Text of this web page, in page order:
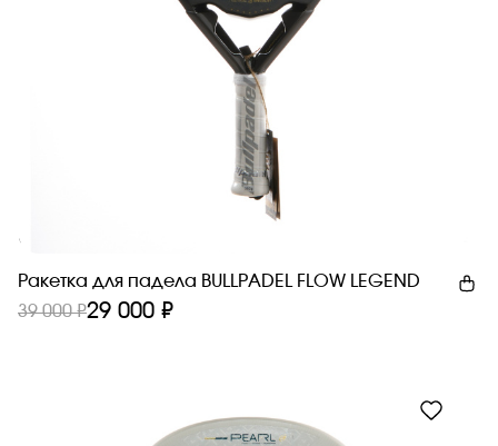
Новинка
Ракетка для падела BULLPADEL FLOW LEGEND
39 000 ₽29 000 ₽